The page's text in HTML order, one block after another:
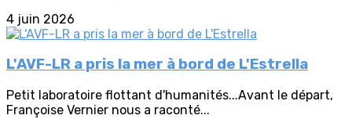
4 juin 2026
L'AVF-LR a pris la mer à bord de L'Estrella
Petit laboratoire flottant d'humanités...Avant le départ,
Françoise Vernier nous a raconté...